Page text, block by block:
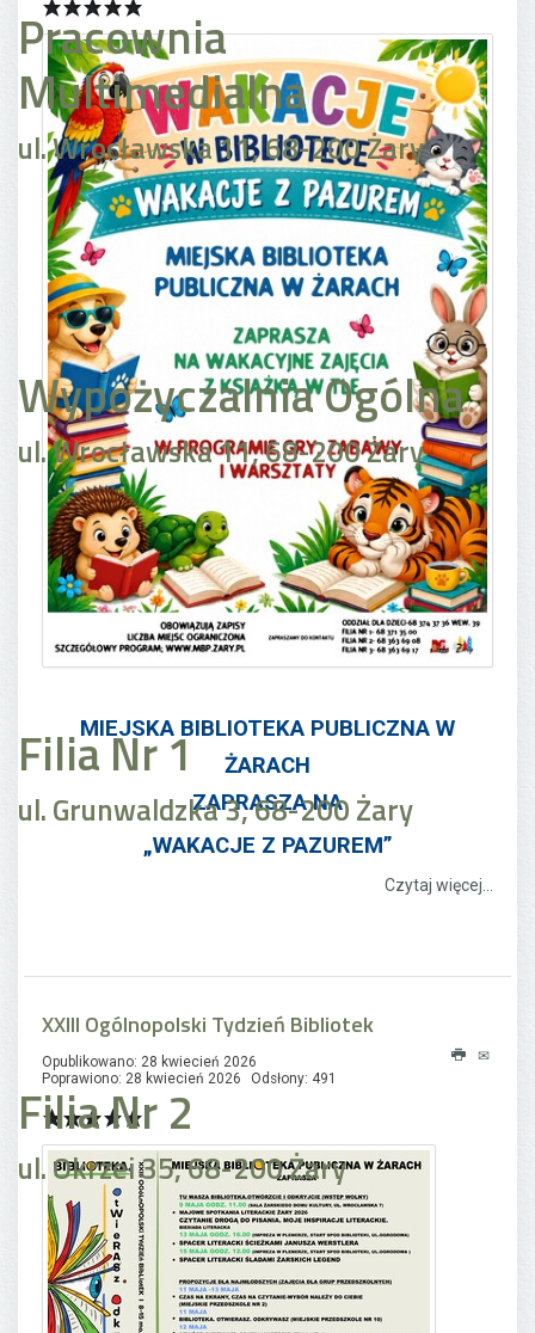
Pracownia
Multimedialna
ul. Wrocławska 11, 68-200 Żary
Wypożyczalnia Ogólna
ul. Wrocławska 11, 68-200 Żary
Filia Nr 1
ul. Grunwaldzka 3, 68-200 Żary
Filia Nr 2
ul. Okrzei 35, 68-200 Żary
MIEJSKA BIBLIOTEKA PUBLICZNA W
ŻARACH
ZAPRASZA NA
„WAKACJE Z PAZUREM”
Czytaj więcej...
XXIII Ogólnopolski Tydzień Bibliotek
Opublikowano: 28 kwiecień 2026
Poprawiono: 28 kwiecień 2026
Odsłony: 491